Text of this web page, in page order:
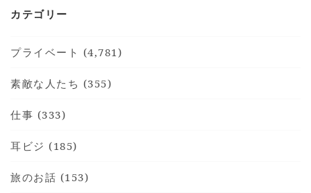
カテゴリー
プライベート (4,781)
素敵な人たち (355)
仕事 (333)
耳ビジ (185)
旅のお話 (153)